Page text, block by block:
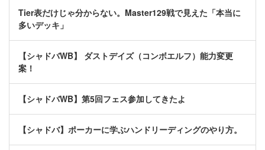
Tier表だけじゃ分からない。Master129戦で見えた「本当に
多いデッキ」
【シャドバWB】 ダストデイズ（コンボエルフ）能力変更
案！
【シャドバWB】第5回フェス参加してきたよ
【シャドバ】ポーカーに学ぶハンドリーディングのやり方。